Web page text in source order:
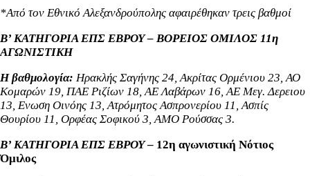
*Από τον Εθνικό Αλεξανδρούπολης αφαιρέθηκαν τρεις βαθμοί
Β’ ΚΑΤΗΓΟΡΙΑ ΕΠΣ ΕΒΡΟΥ – ΒΟΡΕΙΟΣ ΟΜΙΛΟΣ 11η
ΑΓΩΝΙΣΤΙΚΗ
Η βαθμολογία: Ηρακλής Σαγήνης 24, Ακρίτας Ορμένιου 23, ΑΟ
Κομαρών 19, ΠΑΕ Ριζίων 18, ΑΕ Λαβάρων 16, ΑΕ Μεγ. Δερειου
13, Ενωση Οινόης 13, Ατρόμητος Ασπρονερίου 11, Ασπίς
Θουρίου 11, Ορφέας Σοφικού 3, ΑΜΟ Ρούσσας 3.
Β’ ΚΑΤΗΓΟΡΙΑ ΕΠΣ ΕΒΡΟΥ– 12η αγωνιστική Νότιος
Όμιλος